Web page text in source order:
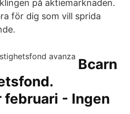
på aktiemarknaden.
för dig som vill sprida
Bcarn
februari - Ingen